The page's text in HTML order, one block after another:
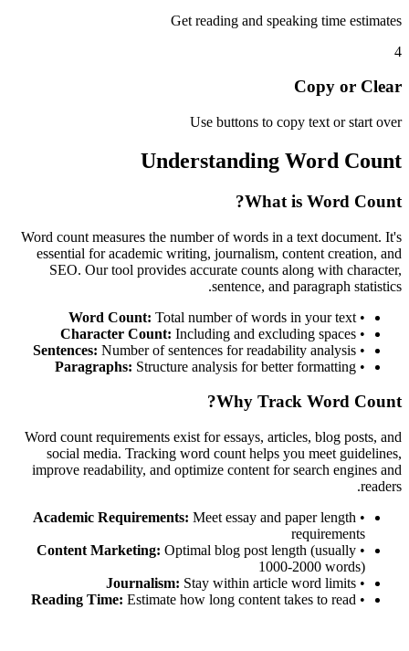
Get reading and speaking time estimates
4
Copy or Clear
Use buttons to copy text or start over
Understanding Word Count
What is Word Count?
Word count measures the number of words in a text document. It's
essential for academic writing, journalism, content creation, and
SEO. Our tool provides accurate counts along with character,
sentence, and paragraph statistics.
•
Word Count: Total number of words in your text
•
Character Count: Including and excluding spaces
•
Sentences: Number of sentences for readability analysis
•
Paragraphs: Structure analysis for better formatting
Why Track Word Count?
Word count requirements exist for essays, articles, blog posts, and
social media. Tracking word count helps you meet guidelines,
improve readability, and optimize content for search engines and
readers.
•
Academic Requirements: Meet essay and paper length
requirements
•
Content Marketing: Optimal blog post length (usually
1000-2000 words)
•
Journalism: Stay within article word limits
•
Reading Time: Estimate how long content takes to read